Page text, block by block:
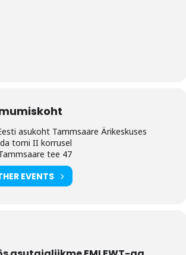
asukoht Tammsaare Ärikeskuses
torni II korrusel
tee 47
EVENTS